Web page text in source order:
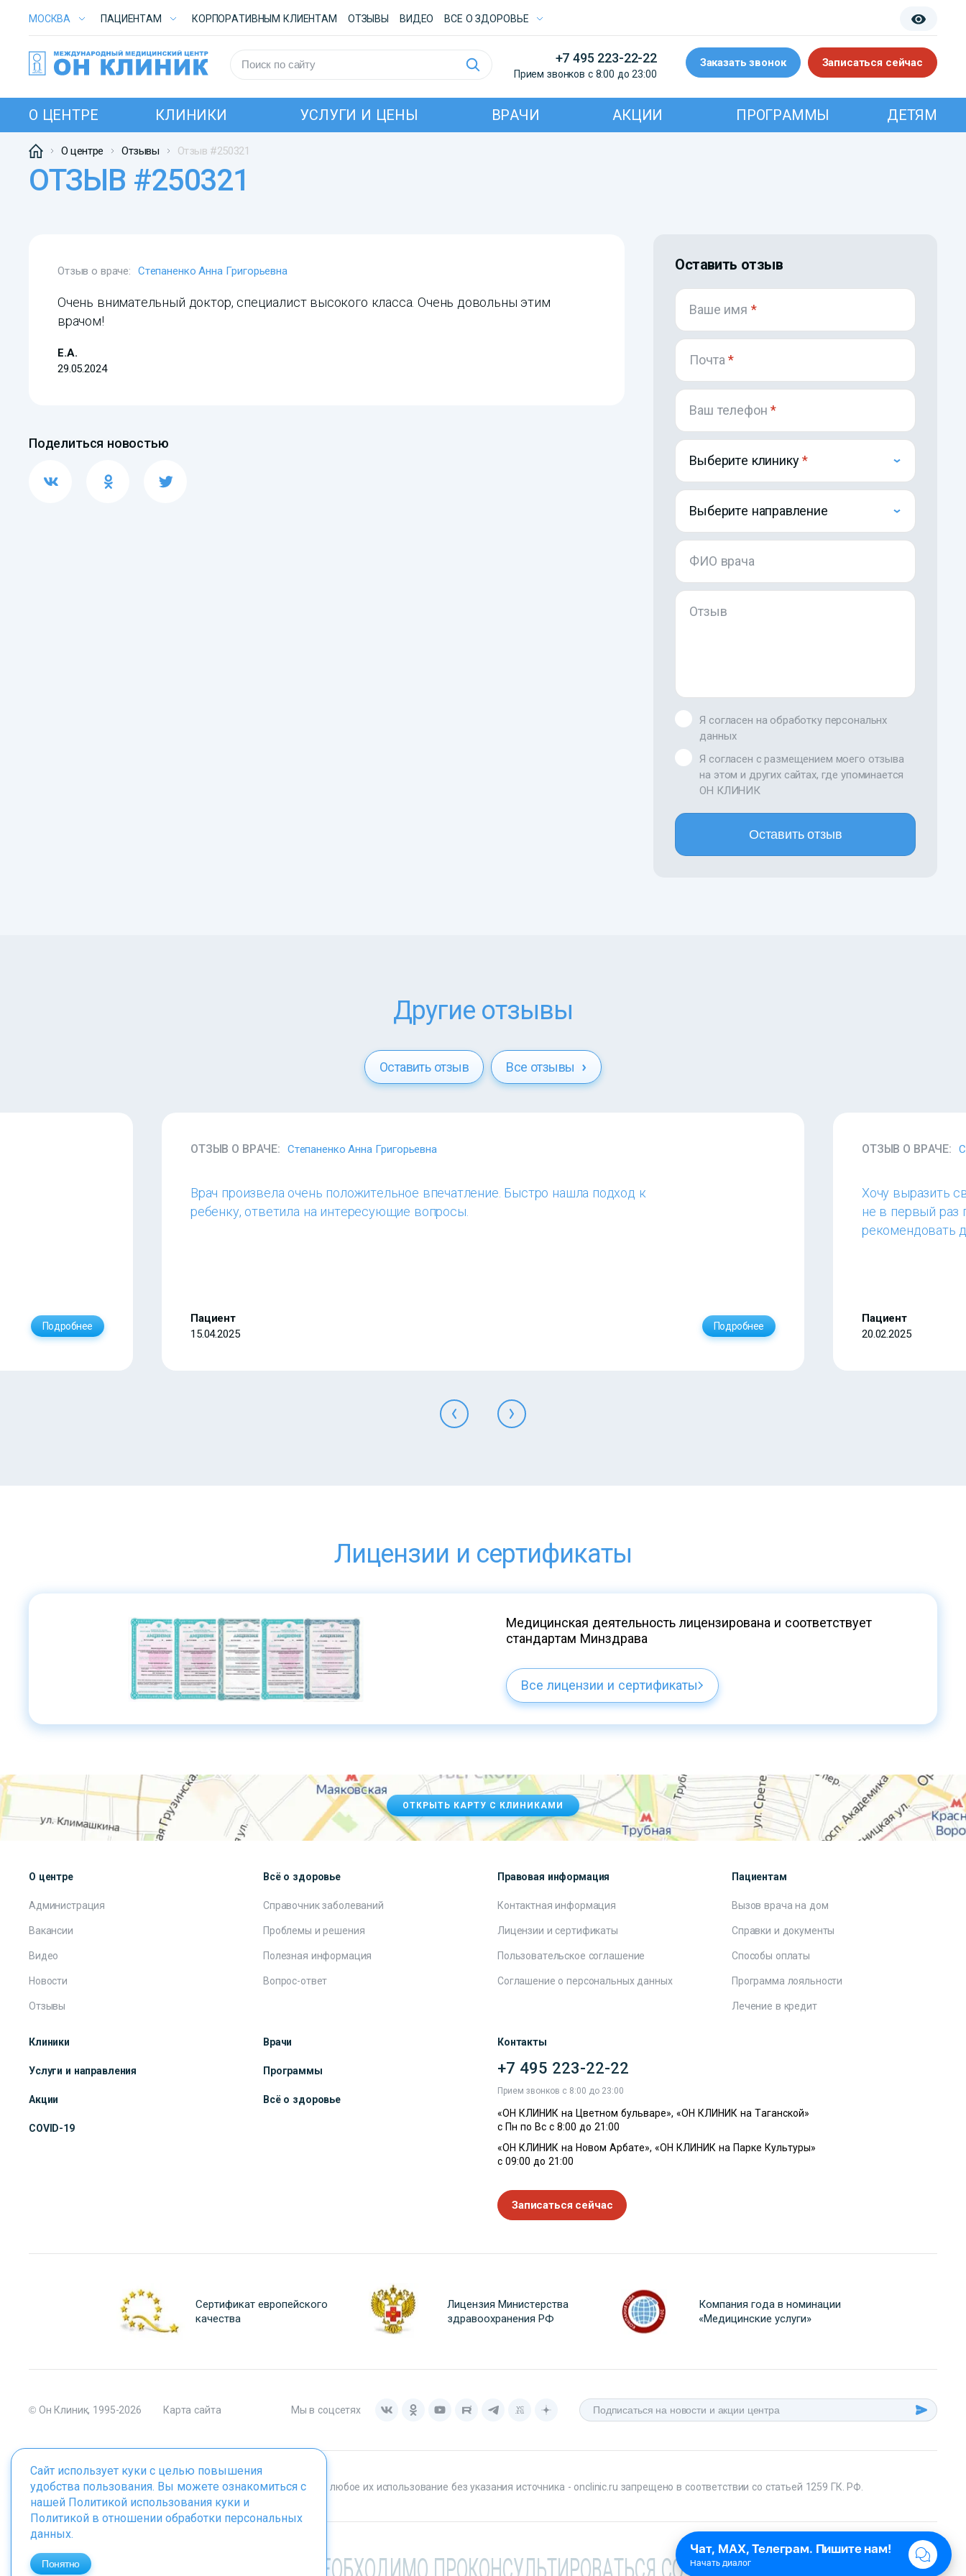
МОСКВА ПАЦИЕНТАМ КОРПОРАТИВНЫМ КЛИЕНТАМ ОТЗЫВЫ ВИДЕО ВСE О ЗДОРОВЬЕ
+7 495 223-22-22
Прием звонков с 8:00 до 23:00
Заказать звонок Записаться сейчас
О ЦЕНТРЕ КЛИНИКИ УСЛУГИ И ЦЕНЫ ВРАЧИ АКЦИИ ПРОГРАММЫ ДЕТЯМ
О центре Отзывы Отзыв #250321
ОТЗЫВ #250321
Отзыв о враче: Степаненко Анна Григорьевна
Очень внимательный доктор, специалист высокого класса. Очень довольны этим
врачом!
Е.А.
29.05.2024
Поделиться новостью
Оставить отзыв
Ваше имя *
Почта*
Ваш телефон*
Выберите клинику
Выберите направление
ФИО врача
Отзыв
Я согласен на обработку персональнх
данных
Я согласен с размещением моего отзыва
на этом и других сайтах, где упоминается
ОН КЛИНИК
Оставить отзыв
Другие отзывы
Оставить отзыв Все отзывы
Подробнее
ОТЗЫВ О ВРАЧЕ: Степаненко Анна Григорьевна
Врач произвела очень положительное впечатление. Быстро нашла подход к
ребенку, ответила на интересующие вопросы.
Пациент
15.04.2025
Подробнее
ОТЗЫВ О ВРАЧЕ:
Хочу выразить
не в первый раз
рекомендовать
Пациент
20.02.2025
Лицензии и сертификаты
Медицинская деятельность лицензирована и соответствует
стандартам Минздрава
Все лицензии и сертификаты
ОТКРЫТЬ КАРТУ С КЛИНИКАМИ
О центре
Администрация
Вакансии
Видео
Новости
Отзывы
Всё о здоровье
Справочник заболеваний
Проблемы и решения
Полезная информация
Вопрос-ответ
Правовая информация
Контактная информация
Лицензии и сертификаты
Пользовательское соглашение
Соглашение о персональных данных
Пациентам
Вызов врача на дом
Справки и документы
Способы оплаты
Программа лояльности
Лечение в кредит
Клиники Врачи
Услуги и направления Программы
Акции Всё о здоровье
COVID-19
Контакты
+7 495 223-22-22
Прием звонков с 8:00 до 23:00
«ОН КЛИНИК на Цветном бульваре», «ОН КЛИНИК на Таганской»
с Пн по Вс с 8:00 до 21:00
«ОН КЛИНИК на Новом Арбате», «ОН КЛИНИК на Парке Культуры»
с 09:00 до 21:00
Записаться сейчас
Сертификат европейского
качества
Лицензия Министерства
здравоохранения РФ
Компания года в номинации
«Медицинские услуги»
© Он Клиник, 1995-2026 Карта сайта Мы в соцсетях
Материалы сайта являются собственностью ООО "Он Клиник", любое их использование без указания источника - onclinic.ru запрещено в соответствии со статьей 1259 ГК. РФ.
Сайт использует куки с целью повышения
удобства пользования. Вы можете ознакомиться с
нашей Политикой использования куки и
Политикой в отношении обработки персональных
данных.
Понятно